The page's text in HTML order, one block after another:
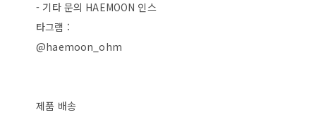
- 기타 문의 HAEMOON 인스
타그램 :
@haemoon_ohm
제품 배송